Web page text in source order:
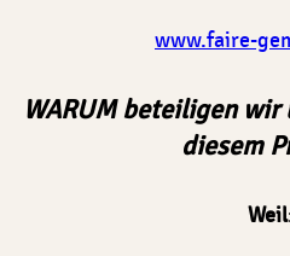
www.faire-
WARUM beteiligen wir
diesem
Weil